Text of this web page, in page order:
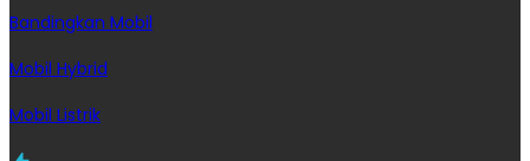
Bandingkan Mobil
Mobil Hybrid
Mobil Listrik